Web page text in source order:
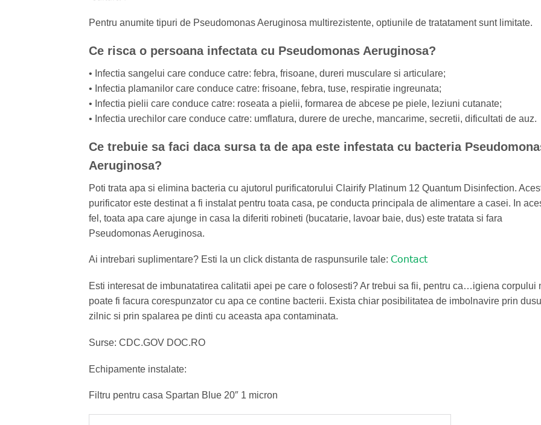
Pentru anumite tipuri de Pseudomonas Aeruginosa multirezistente, optiunile de tratatament sunt limitate.
Ce risca o persoana infectata cu Pseudomonas Aeruginosa?
• Infectia sangelui care conduce catre: febra, frisoane, dureri musculare si articulare;
• Infectia plamanilor care conduce catre: frisoane, febra, tuse, respiratie ingreunata;
• Infectia pielii care conduce catre: roseata a pielii, formarea de abcese pe piele, leziuni cutanate;
• Infectia urechilor care conduce catre: umflatura, durere de ureche, mancarime, secretii, dificultati de auz.
Ce trebuie sa faci daca sursa ta de apa este infestata cu bacteria
Aeruginosa?
Poti trata apa si elimina bacteria cu ajutorul purificatorului Clairify Platinum 12 Quantum Disinfection.
purificator este destinat a fi instalat pentru toata casa, pe conducta principala de alimentare a casei. In
fel, toata apa care ajunge in casa la diferiti robineti (bucatarie, lavoar baie, dus) este tratata si fara
Pseudomonas Aeruginosa.
Ai intrebari suplimentare? Esti la un click distanta de raspunsurile tale: Contact
Esti interesat de imbunatatirea calitatii apei pe care o folosesti? Ar trebui sa fii, pentru ca…igiena corpului
poate fi facura corespunzator cu apa ce contine bacterii. Exista chiar posibilitatea de imbolnavire prin dusul
zilnic si prin spalarea pe dinti cu aceasta apa contaminata.
Surse: CDC.GOV DOC.RO
Echipamente instalate:
Filtru pentru casa Spartan Blue 20″ 1 micron